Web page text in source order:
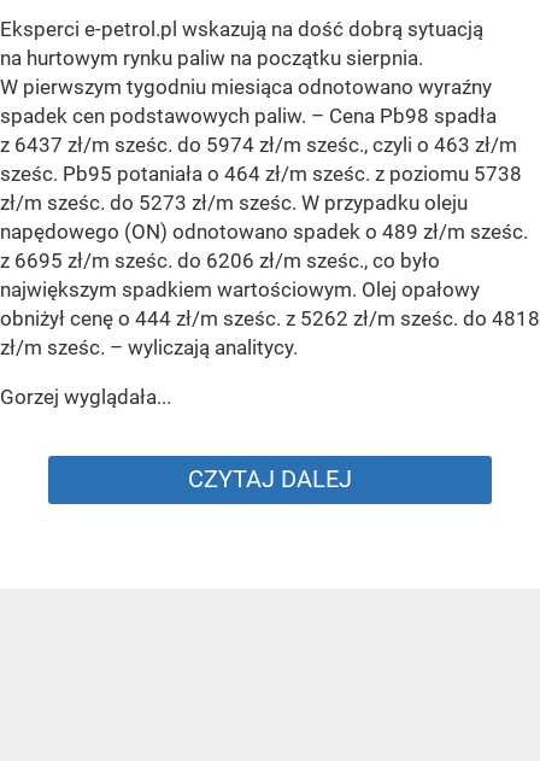
Eksperci e-petrol.pl wskazują na dość dobrą sytuacją
na hurtowym rynku paliw na początku sierpnia.
W pierwszym tygodniu miesiąca odnotowano wyraźny
spadek cen podstawowych paliw. – Cena Pb98 spadła
z 6437 zł/m sześc. do 5974 zł/m sześc., czyli o 463 zł/m
sześc. Pb95 potaniała o 464 zł/m sześc. z poziomu 5738
zł/m sześc. do 5273 zł/m sześc. W przypadku oleju
napędowego (ON) odnotowano spadek o 489 zł/m sześc.
z 6695 zł/m sześc. do 6206 zł/m sześc., co było
największym spadkiem wartościowym. Olej opałowy
obniżył cenę o 444 zł/m sześc. z 5262 zł/m sześc. do 4818
zł/m sześc. – wyliczają analitycy.
Gorzej wyglądała...
CZYTAJ DALEJ